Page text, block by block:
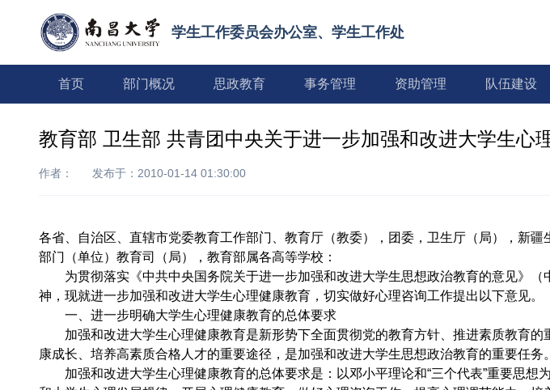
学生工作委员会办公室、学生工作处
首页 部门概况 思政教育 事务管理 资助管理 队伍建设
教育部 卫生部 共青团中央关于进一步加强和改进大学生心
作者： 发布于：2010-01-14 01:30:00
各省、自治区、直辖市党委教育工作部门、教育厅（教委），团委，卫生厅（局），新疆
部门（单位）教育司（局），教育部属各高等学校：
为贯彻落实《中共中央国务院关于进一步加强和改进大学生思想政治教育的意见》（
神，现就进一步加强和改进大学生心理健康教育，切实做好心理咨询工作提出以下意见。
一、进一步明确大学生心理健康教育的总体要求
加强和改进大学生心理健康教育是新形势下全面贯彻党的教育方针、推进素质教育的
康成长、培养高素质合格人才的重要途径，是加强和改进大学生思想政治教育的重要任务。
加强和改进大学生心理健康教育的总体要求是：以邓小平理论和“三个代表”重要思想